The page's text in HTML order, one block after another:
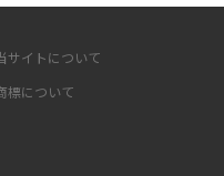
方や通信費を抑える方法も紹
スメする方の特徴や選び方を
すぐに使うための方法や注意
サイトについて
標について